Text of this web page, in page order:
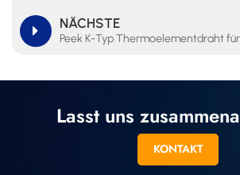
NÄCHSTE
Peek K-Typ Thermoelementdraht
Lasst uns
KONTAKT